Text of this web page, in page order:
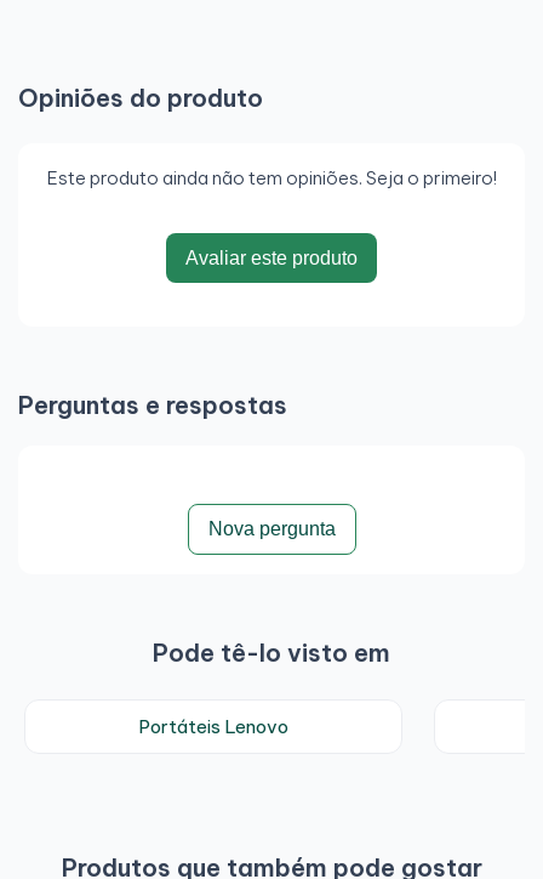
Opiniões do produto
Este produto ainda não tem opiniões. Seja o primeiro!
Avaliar este produto
Perguntas e respostas
Nova pergunta
Pode tê-lo visto em
Portáteis Lenovo
Produtos que também pode gostar